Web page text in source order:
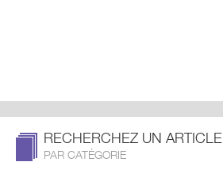
RECHERCHEZ UN ARTICLE
PAR CATÉGORIE